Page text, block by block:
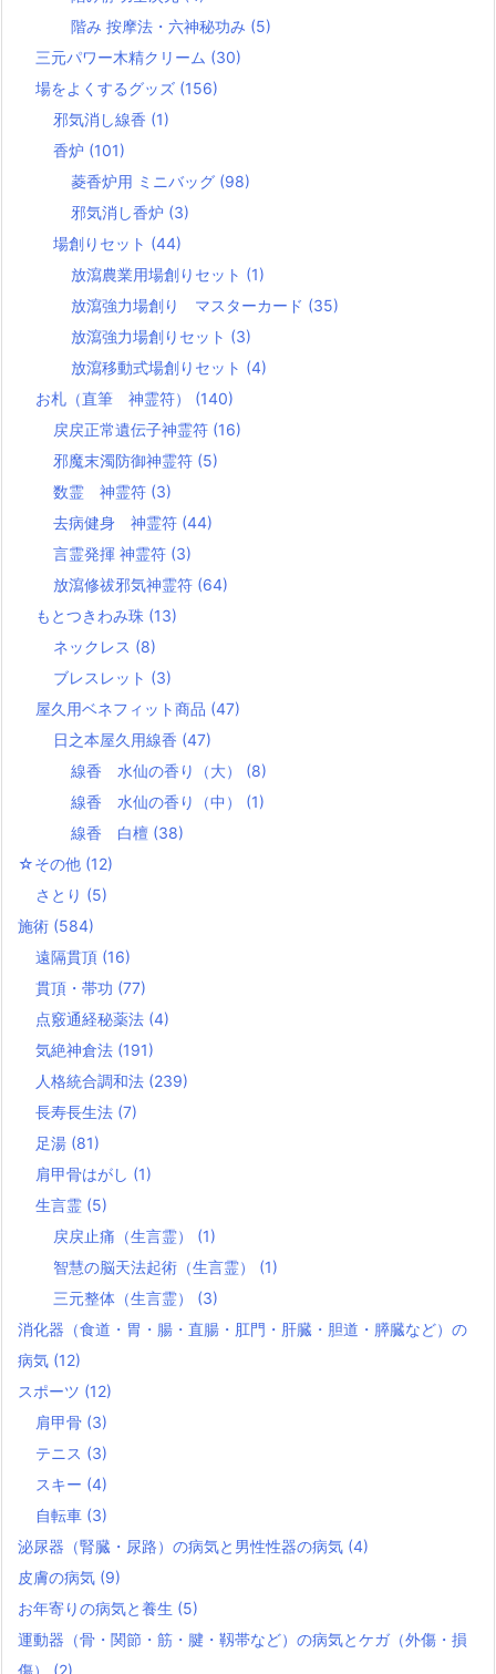
階み 按摩法・六神秘功み (5)
三元パワー木精クリーム (30)
場をよくするグッズ (156)
邪気消し線香 (1)
香炉 (101)
菱香炉用 ミニバッグ (98)
邪気消し香炉 (3)
場創りセット (44)
放瀉農業用場創りセット (1)
放瀉強力場創り マスターカード (35)
放瀉強力場創りセット (3)
放瀉移動式場創りセット (4)
お札（直筆 神霊符） (140)
戻戻正常遺伝子神霊符 (16)
邪魔末濁防御神霊符 (5)
数霊 神霊符 (3)
去病健身 神霊符 (44)
言霊発揮 神霊符 (3)
放瀉修祓邪気神霊符 (64)
もとつきわみ珠 (13)
ネックレス (8)
ブレスレット (3)
屋久用ベネフィット商品 (47)
日之本屋久用線香 (47)
線香 水仙の香り（大） (8)
線香 水仙の香り（中） (1)
線香 白檀 (38)
☆その他 (12)
さとり (5)
施術 (584)
遠隔貫頂 (16)
貫頂・帯功 (77)
点竅通経秘薬法 (4)
気絶神倉法 (191)
人格統合調和法 (239)
長寿長生法 (7)
足湯 (81)
肩甲骨はがし (1)
生言霊 (5)
戻戻止痛（生言霊） (1)
智慧の脳天法起術（生言霊） (1)
三元整体（生言霊） (3)
消化器（食道・胃・腸・直腸・肛門・肝臓・胆道・膵臓など）の
病気 (12)
スポーツ (12)
肩甲骨 (3)
テニス (3)
スキー (4)
自転車 (3)
泌尿器（腎臓・尿路）の病気と男性性器の病気 (4)
皮膚の病気 (9)
お年寄りの病気と養生 (5)
運動器（骨・関節・筋・腱・靱帯など）の病気とケガ（外傷・損
傷） (2)